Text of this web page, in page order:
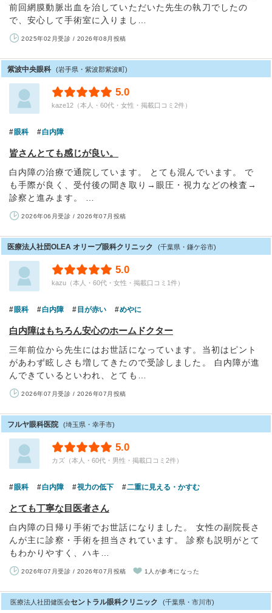
前回網膜動脈出血を治していただいた先生の執刀でしたの
で、安心して手術室に入りまし…
2025年02月受診 / 2026年08月投稿
紫波中央眼科 (岩手県・紫波郡紫波町)
5.0
kaze12（本人・60代・女性・掲載口コミ2件）
眼科 白内障
皆さんとても感じが良い。
白内障の治療で通院しています。 とても混んでいます。 で
も手際が良く、受付後の聞き取り→眼圧・視力などの検査→
診察と進みます。 …
2026年06月受診 / 2026年07月投稿
医療法人社団OLEA オリーブ眼科クリニック (千葉県・鎌ケ谷市)
5.0
kazu（本人・60代・女性・掲載口コミ1件）
眼科 白内障 目が赤い めやに
白内障はもちろん安心のホームドクター
三年前位から先生にはお世話になっています。当初はピント
があわず眩しさも増してきたので受診しました。 白内障が進
んできているといわれ、とても…
2026年07月受診 / 2026年07月投稿
フルヤ眼科医院 (埼玉県・幸手市)
5.0
カズ（本人・60代・男性・掲載口コミ2件）
眼科 白内障 視力の低下 二重に見える・かすむ
とても丁寧な目医者さん
白内障の日帰り手術でお世話になりました。 女性の副院長さ
んが主に診察・手術を担当されています。 診察も説明がとて
もわかりやすく、ハキ…
2026年07月受診 / 2026年07月投稿 1人が参考になった
医療法人社団健医会セントラル眼科クリニック (千葉県・市川市)